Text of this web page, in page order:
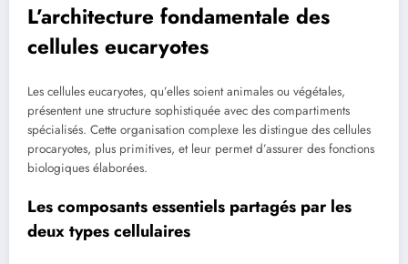
L’architecture fondamentale des
cellules eucaryotes
Les cellules eucaryotes, qu’elles soient animales ou végétales,
présentent une structure sophistiquée avec des compartiments
spécialisés. Cette organisation complexe les distingue des cellules
procaryotes, plus primitives, et leur permet d’assurer des fonctions
biologiques élaborées.
Les composants essentiels partagés par les
deux types cellulaires